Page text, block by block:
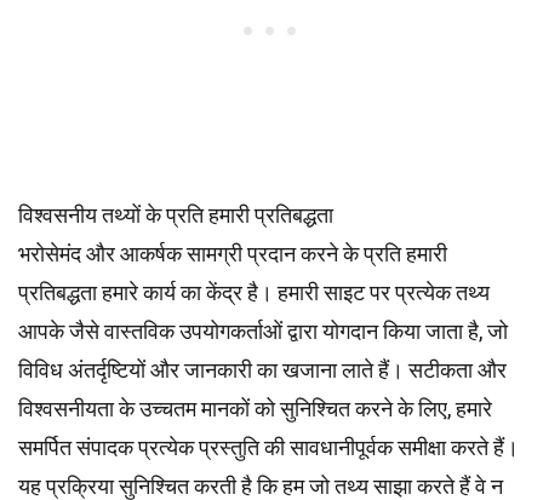
विश्वसनीय तथ्यों के प्रति हमारी प्रतिबद्धता
भरोसेमंद और आकर्षक सामग्री प्रदान करने के प्रति हमारी
प्रतिबद्धता हमारे कार्य का केंद्र है। हमारी साइट पर प्रत्येक तथ्य
आपके जैसे वास्तविक उपयोगकर्ताओं द्वारा योगदान किया जाता है, जो
विविध अंतर्दृष्टियों और जानकारी का खजाना लाते हैं। सटीकता और
विश्वसनीयता के उच्चतममानकोंको सुनिश्चित करने के लिए, हमारे
समर्पितसंपादकप्रत्येक प्रस्तुति की सावधानीपूर्वक समीक्षा करते हैं।
यह प्रक्रिया सुनिश्चित करती है कि हम जो तथ्य साझा करते हैं वे न